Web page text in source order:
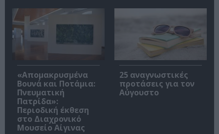
«Απομακρυσμένα
Βουνά και Ποτάμια:
Πνευματική
Πατρίδα»:
Περιοδική έκθεση
στο Διαχρονικό
Μουσείο Αίγινας
25 αναγνωστικές
προτάσεις για τον
Αύγουστο